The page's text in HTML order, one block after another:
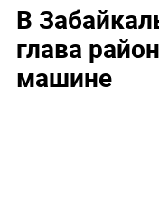
В
глава
машине